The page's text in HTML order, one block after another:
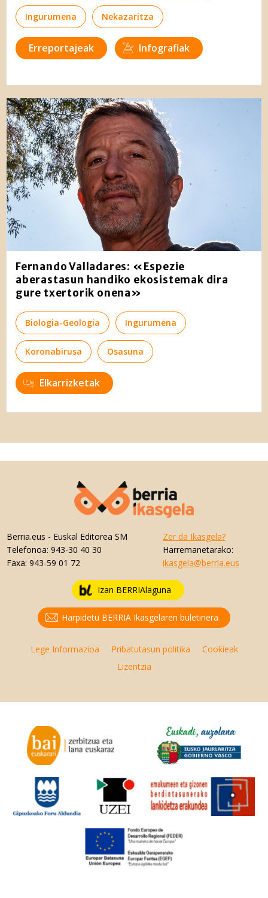
Ingurumena Nekazaritza
Erreportajeak Infografiak
Fernando Valladares: «Espezie
aberastasun handiko ekosistemak dira
gure txertorik onena»
Biologia-Geologia Ingurumena
Koronabirusa Osasuna
Elkarrizketak
Berria.eus - Euskal Editorea SM
Telefonoa: 943-30 40 30
Faxa: 943-59 01 72
Zer da Ikasgela?
Harremanetarako:
ikasgela@berria.eus
Izan BERRIAlaguna
Harpidetu BERRIA Ikasgelaren buletinera
Lege Informazioa Pribatutasun politika
Cookieak
Lizentzia